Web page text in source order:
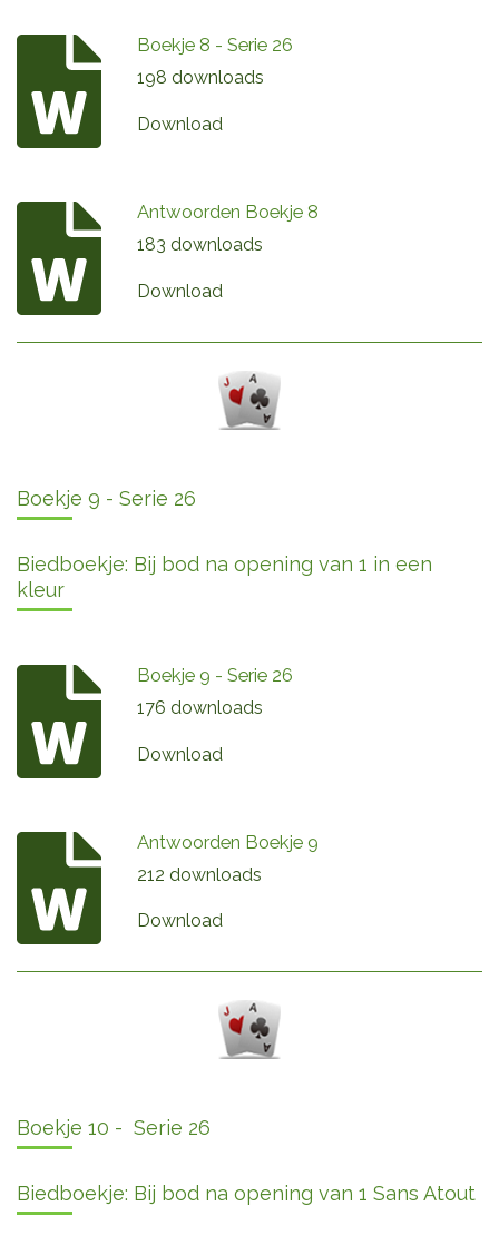
Boekje 8 - Serie 26
198 downloads
Download
Antwoorden Boekje 8
183 downloads
Download
Boekje 9 - Serie 26
Biedboekje: Bij bod na opening van 1 in een
kleur
Boekje 9 - Serie 26
176 downloads
Download
Antwoorden Boekje 9
212 downloads
Download
Boekje 10 - Serie 26
Biedboekje: Bij bod na opening van 1 Sans Atout